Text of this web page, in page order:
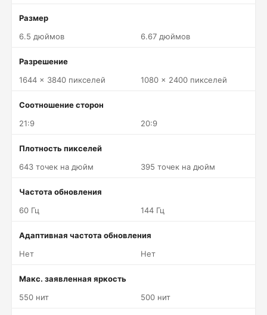
Размер
6.5 дюймов
6.67 дюймов
Разрешение
1644 x 3840 пикселей
1080 x 2400 пикселей
Соотношение сторон
21:9
20:9
Плотность пикселей
643 точек на дюйм
395 точек на дюйм
Частота обновления
60 Гц
144 Гц
Адаптивная частота обновления
Нет
Нет
Макс. заявленная яркость
550 нит
500 нит